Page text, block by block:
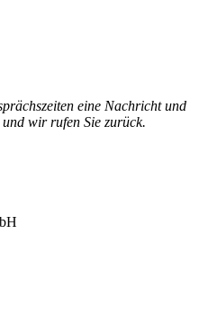
eine Nachricht und
wir rufen Sie zurück.